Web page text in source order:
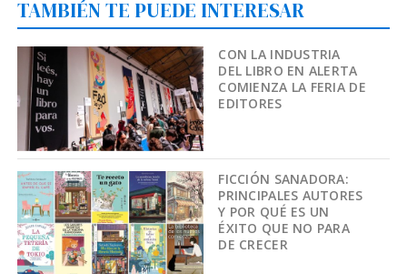
TAMBIÉN TE PUEDE INTERESAR
CON LA INDUSTRIA
DEL LIBRO EN ALERTA
COMIENZA LA FERIA DE
EDITORES
FICCIÓN SANADORA:
PRINCIPALES AUTORES
Y POR QUÉ ES UN
ÉXITO QUE NO PARA
DE CRECER